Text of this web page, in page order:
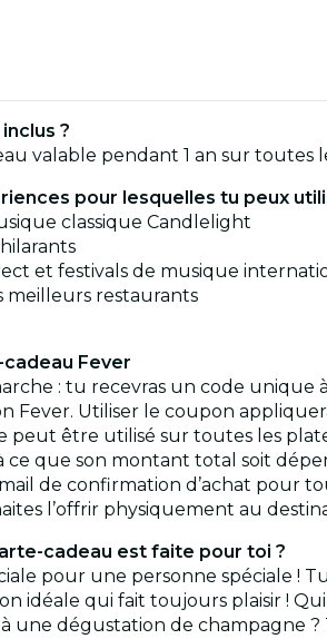
?
valable pendant 1 an sur toutes
pour lesquelles tu peux
classique Candlelight
et festivals de musique
meilleurs restaurants
Fever
: tu recevras un code
Fever. Utiliser le coupon
peut être utilisé sur toutes les
ce que son montant total soit
de confirmation d’achat pour
l’offrir physiquement au
cadeau est faite pour toi ?
pour une personne spéciale !
idéale qui fait toujours plaisir !
une dégustation de champagne ?